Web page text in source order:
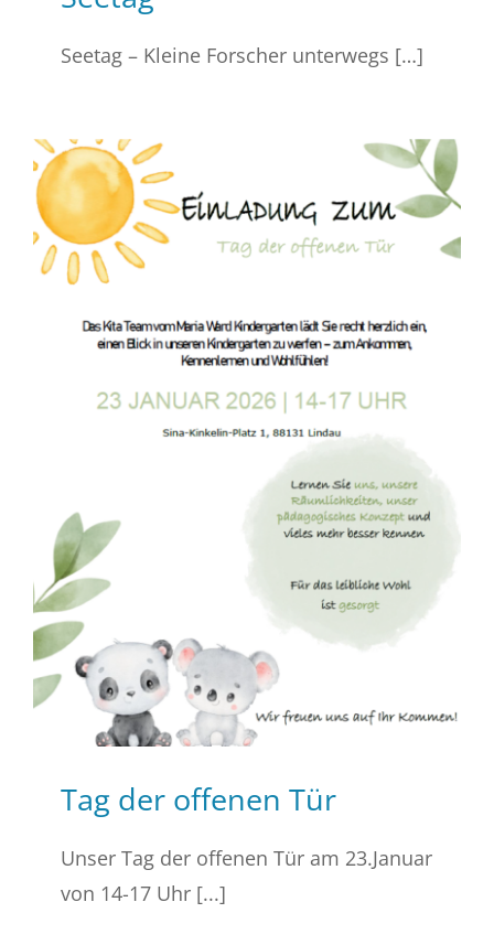
Seetag – Kleine Forscher unterwegs […]
Tag der offenen Tür
Unser Tag der offenen Tür am 23.Januar
von 14-17 Uhr [...]